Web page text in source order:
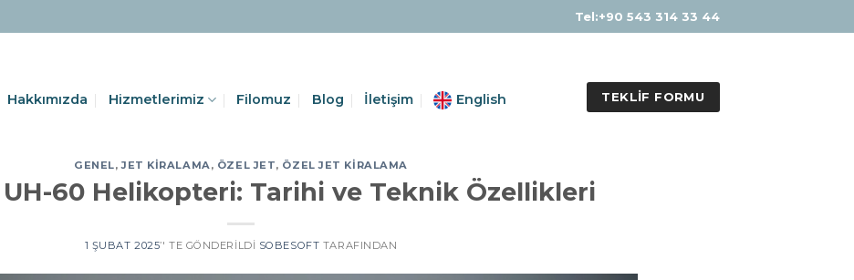
Tel:+90 543 314 33 44
Hakkımızda Hizmetlerimiz Filomuz Blog İletişim English TEKLIF FORMU
GENEL,JET KIRALAMA, ÖZEL JET, ÖZEL JET KIRALAMA
60 Helikopteri: Tarihi ve Teknik Özellikleri
1 ŞUBAT 2025’' TE GÖNDERILDI SOBESOFT TARAFINDAN